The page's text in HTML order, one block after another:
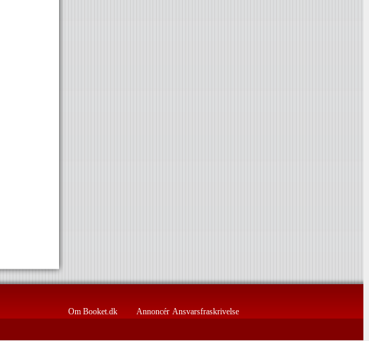
Om Booket.dk Annoncér Ansvarsfraskrivelse